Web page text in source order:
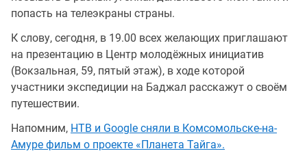
попасть на телеэкраны страны.
К слову, сегодня, в 19.00 всех желающих приглашают
на презентацию в Центр молодёжных инициатив
(Вокзальная, 59, пятый этаж), в ходе которой
участники экспедиции на Баджал расскажут о своём
путешествии.
Напомним, НТВ и Google сняли в Комсомольске-на-
Амуре фильм о проекте «Планета Тайга».